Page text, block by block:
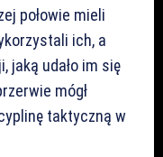
połowie mieli
ich, a
jaką udało im się
mógł
taktyczną w